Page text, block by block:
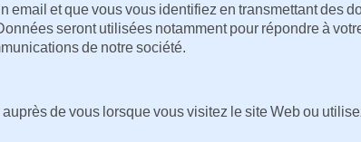
email et que vous vous identifiez en transmettant des
seront utilisées notamment pour répondre à
de notre société.
de vous lorsque vous visitez le site Web ou